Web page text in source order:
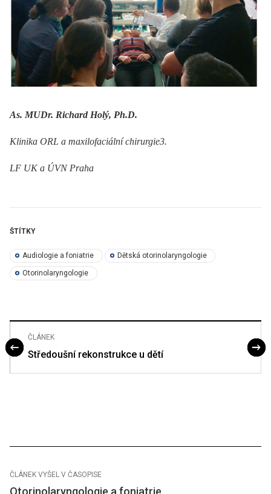
As. MUDr. Richard Holý, Ph.D.
Klinika ORL a maxilofaciální chirurgie3.
LF UK a ÚVN Praha
ŠTÍTKY
Audiologie a foniatrie Dětská otorinolaryngologie
Otorinolaryngologie
ČLÁNEK
Středoušní rekonstrukce u dětí
ČLÁNEK VYŠEL V ČASOPISE
Otorinolaryngologie a foniatrie